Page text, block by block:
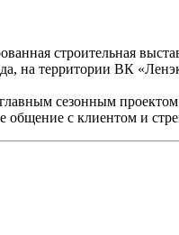
строительная
на территории ВК
сезонным
с клиентом и